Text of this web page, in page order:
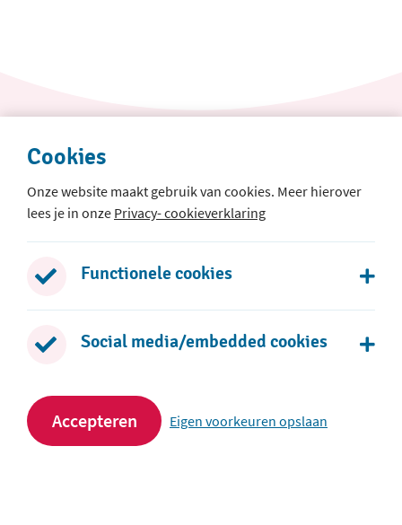
Het Baken
Klepperman 1
0172 - 436 468
Stuur een e-mail
Volg ons op social media
Cookies
Onze website maakt gebruik van cookies. Meer hierover
lees je in onze Privacy- cookieverklaring
Functionele cookies
Social media/embedded cookies
Accepteren Eigen voorkeuren opslaan